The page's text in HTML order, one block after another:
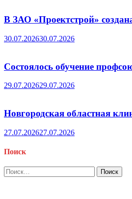
В ЗАО «Проектстрой»
30.07.202630.07.2026
Состоялось обучение
29.07.202629.07.2026
Новгородская областная
27.07.202627.07.2026
Поиск
Найти: